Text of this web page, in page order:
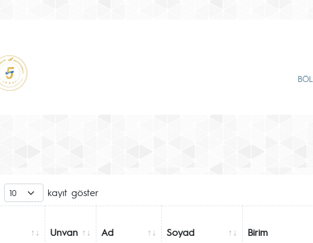
kayıt göster
Unvan Ad Soyad Birim